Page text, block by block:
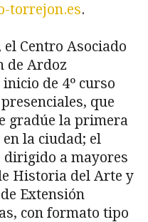
torrejon.es.
Centro Asociado
de Ardoz
de 4º curso
que
gradúe la primera
la ciudad; el
dirigido a mayores
Historia del Arte y
Extensión
con formato tipo